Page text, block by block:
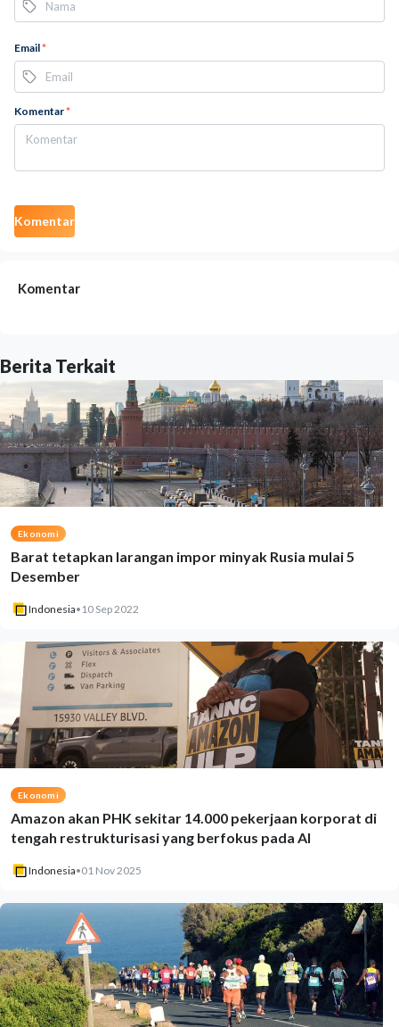
Email*
Komentar*
Komentar
Komentar
Berita Terkait
Ekonomi
Barat tetapkan larangan impor minyak Rusia mulai 5
Desember
Indonesia• 10 Sep 2022
Ekonomi
Amazon akan PHK sekitar 14.000 pekerjaan korporat di
tengah restrukturisasi yang berfokus pada AI
Indonesia•01 Nov 2025